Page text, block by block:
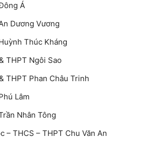
Á
Dương Vương
Thúc Kháng
THPT Ngôi Sao
THPT Phan Châu Trinh
Lâm
Nhân Tông
– THCS – THPT Chu Văn An